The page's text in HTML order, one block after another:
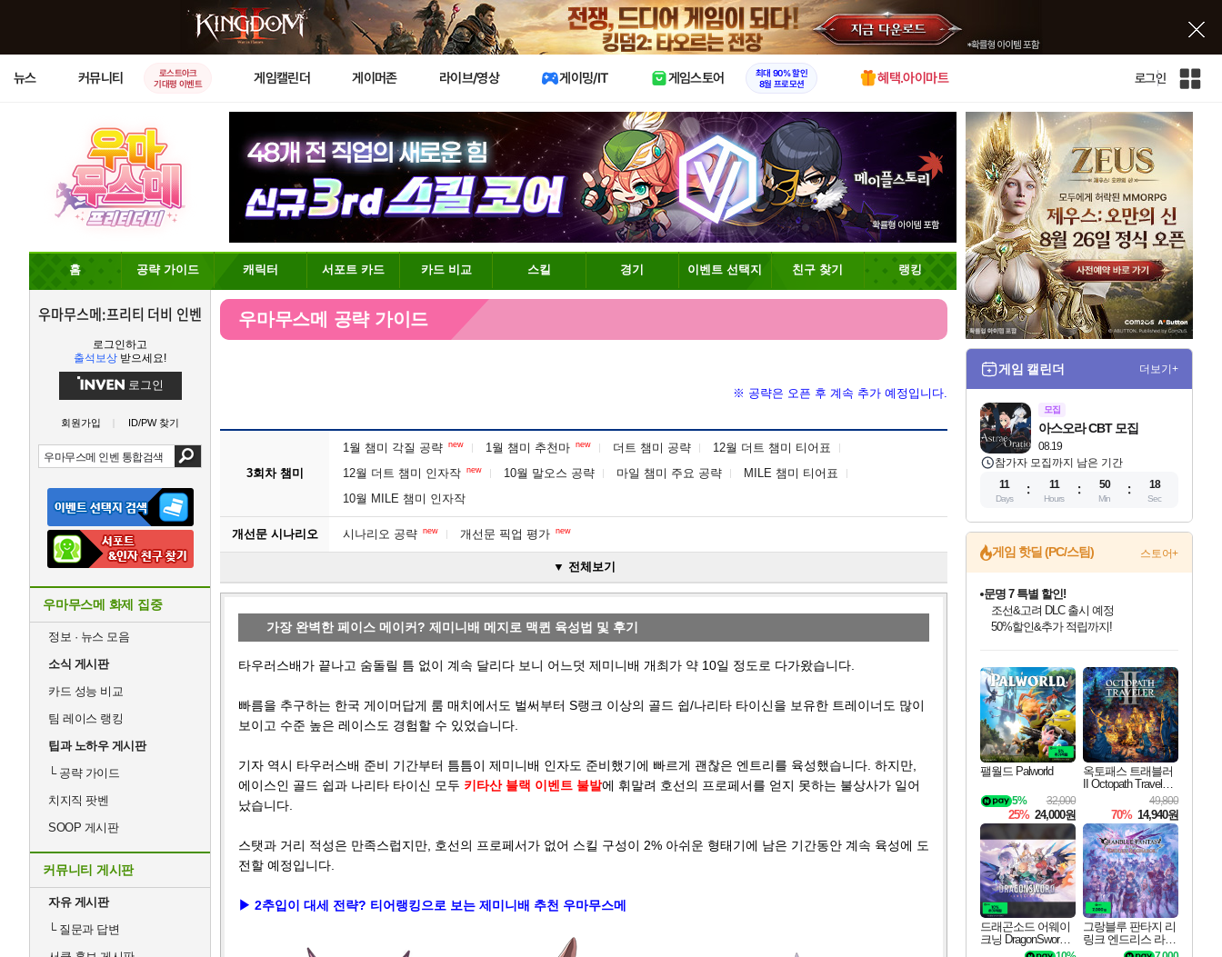
X
뉴스 커뮤니티
로스트아크
기대평 이벤트
게임캘린더 게이머존 라이브/영상 게이밍/IT 게임스토어
최대 90% 할인
8월 프로모션
혜택.아이마트 로그인
인
체
사
홈 공략 가이드 캐릭터 서포트 카드 카드 비교 스킬 경기 이벤트 선택지 친구 찾기 랭킹
우마무스메:프리티 더비 인벤
로그인하고
출석보상 받으세요!
로그인
회원가입 ID/PW 찾기
우마무스메 화제 집중
정보 · 뉴스 모음
소식 게시판
카드 성능 비교
팀 레이스 랭킹
팁과 노하우 게시판
└공략 가이드
치지직 팟벤
SOOP 게시판
커뮤니티 게시판
자유 게시판
└질문과 답변
우마무스메 공략 가이드
※ 공략은 오픈 후 계속 추가 예정입니다.
3회차 챔미
1월 챔미 각질 공략 new 1월 챔미 추천마 new 더트 챔미 공략
12월 더트 챔미 티어표
12월 더트 챔미 인자작 new 10월 말오스 공략 마일 챔미 주요 공략
MILE 챔미 티어표
10월 MILE 챔미 인자작
개선문 시나리오 시나리오 공략 new 개선문 픽업 평가 new
▼ 전체보기
가장 완벽한 페이스 메이커? 제미니배 메지로 맥퀸 육성법 및 후기
타우러스배가 끝나고 숨돌릴 틈 없이 계속 달리다 보니 어느덧 제미니배 개최가 약 10일 정도로 다가왔습니다.
빠름을 추구하는 한국 게이머답게 룸 매치에서도 벌써부터 S랭크 이상의 골드 쉽/나리타 타이신을 보유한 트레이너도 많이
보이고 수준 높은 레이스도 경험할 수 있었습니다.
기자 역시 타우러스배 준비 기간부터 틈틈이 제미니배 인자도 준비했기에 빠르게 괜찮은 엔트리를 육성했습니다. 하지만,
에이스인 골드 쉽과 나리타 타이신 모두 키타산 블랙 이벤트 불발에 휘말려 호선의 프로페서를 얻지 못하는 불상사가 일어
났습니다.
스탯과 거리 적성은 만족스럽지만, 호선의 프로페서가 없어 스킬 구성이 2% 아쉬운 형태기에 남은 기간동안 계속 육성에 도
전할 예정입니다.
▶ 2추입이 대세 전략? 티어랭킹으로 보는 제미니배 추천 우마무스메
게임 캘린더 더보기+
모집
08.19
아스오라 CBT 모집
참가자 모집까지 남은 기간
11
Days
11
Hours
50
Min
17
Sec
게임 핫딜 (PC/스팀) 스토어+
최대 90% 할인가를 만나보세요!
네이버혜택과 함께 만나보세요!
50%할인&추가 적립까지!
마블 투혼 파이팅 소울즈 정식출시!
마블 히어로 총 출동&화려한 격투!
네이버 포인트 혜택까지!
이니&베니 혜택까지!
네이버 혜택가와 함께 예약하세요!
할인&네이버혜택으로 만나보세요!
네이버페이 혜택과 만나보세요!
40주년 프로모션으로 만나보세요!
할인가에 만나보세요!
일부 에디션 상시 할인!
혜택으로 예약 판매 중
편안하게 충전하세요
팰월드 Palworld
32,000
5%
25% 24,000원
옥토패스 트래블러
II Octopath Traveler I
49,800
70% 14,940원
드래곤소드 어웨이
크닝 DragonSword A
그랑블루 판타지 리
링크 엔드리스 라그
나로크 Granblue Fa